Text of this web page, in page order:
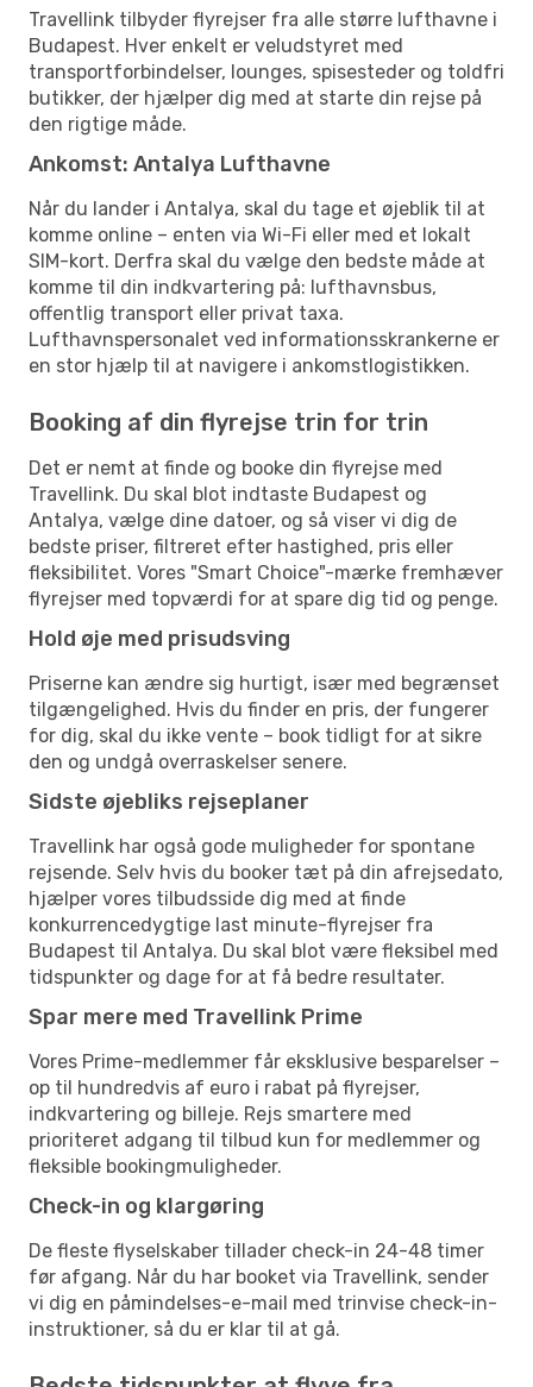
Travellink tilbyder flyrejser fra alle større lufthavne i
Budapest. Hver enkelt er veludstyret med
transportforbindelser, lounges, spisesteder og toldfri
butikker, der hjælper dig med at starte din rejse på
den rigtige måde.
Ankomst: Antalya Lufthavne
Når du lander i Antalya, skal du tage et øjeblik til at
komme online – enten via Wi-Fi eller med et lokalt
SIM-kort. Derfra skal du vælge den bedste måde at
komme til din indkvartering på: lufthavnsbus,
offentlig transport eller privat taxa.
Lufthavnspersonalet ved informationsskrankerne er
en stor hjælp til at navigere i ankomstlogistikken.
Booking af din flyrejse trin for trin
Det er nemt at finde og booke din flyrejse med
Travellink. Du skal blot indtaste Budapest og
Antalya, vælge dine datoer, og så viser vi dig de
bedste priser, filtreret efter hastighed, pris eller
fleksibilitet. Vores "Smart Choice"-mærke fremhæver
flyrejser med topværdi for at spare dig tid og penge.
Hold øje med prisudsving
Priserne kan ændre sig hurtigt, især med begrænset
tilgængelighed. Hvis du finder en pris, der fungerer
for dig, skal du ikke vente – book tidligt for at sikre
den og undgå overraskelser senere.
Sidste øjebliks rejseplaner
Travellink har også gode muligheder for spontane
rejsende. Selv hvis du booker tæt på din afrejsedato,
hjælper vores tilbudsside dig med at finde
konkurrencedygtige last minute-flyrejser fra
Budapest til Antalya. Du skal blot være fleksibel med
tidspunkter og dage for at få bedre resultater.
Spar mere med Travellink Prime
Vores Prime-medlemmer får eksklusive besparelser –
op til hundredvis af euro i rabat på flyrejser,
indkvartering og billeje. Rejs smartere med
prioriteret adgang til tilbud kun for medlemmer og
fleksible bookingmuligheder.
Check-in og klargøring
De fleste flyselskaber tillader check-in 24-48 timer
før afgang. Når du har booket via Travellink, sender
vi dig en påmindelses-e-mail med trinvise check-in-
instruktioner, så du er klar til at gå.